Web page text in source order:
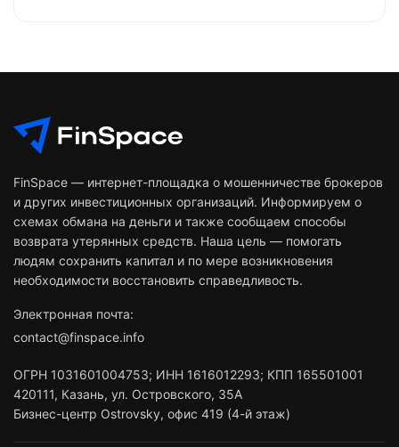
FinSpace — интернет-площадка о мошенничестве брокеров
и других инвестиционных организаций. Информируем о
схемах обмана на деньги и также сообщаем способы
возврата утерянных средств. Наша цель — помогать
людям сохранить капитал и по мере возникновения
необходимости восстановить справедливость.
Электронная почта:
contact@finspace.info
ОГРН 1031601004753; ИНН 1616012293; КПП 165501001
420111, Казань, ул. Островского, 35А
Бизнес-центр Ostrovsky, офис 419 (4-й этаж)